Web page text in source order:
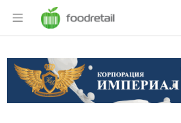
Раздел навигации по